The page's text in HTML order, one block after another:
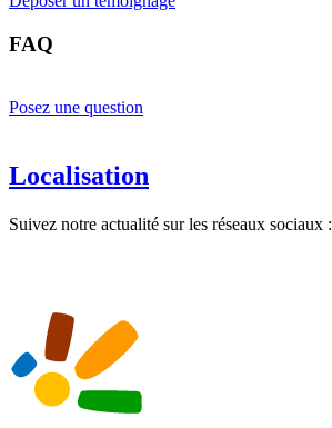
FAQ
Posez une question
Localisation
Suivez notre actualité sur les réseaux sociaux :